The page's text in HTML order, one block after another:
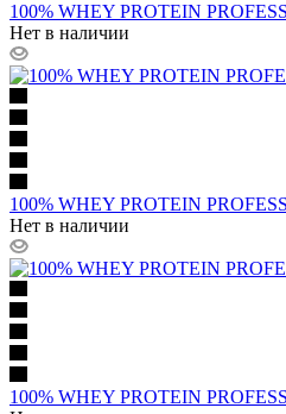
100% WHEY PROTEIN
Нет в наличии
100% WHEY PROTEIN
Нет в наличии
100% WHEY PROTEIN